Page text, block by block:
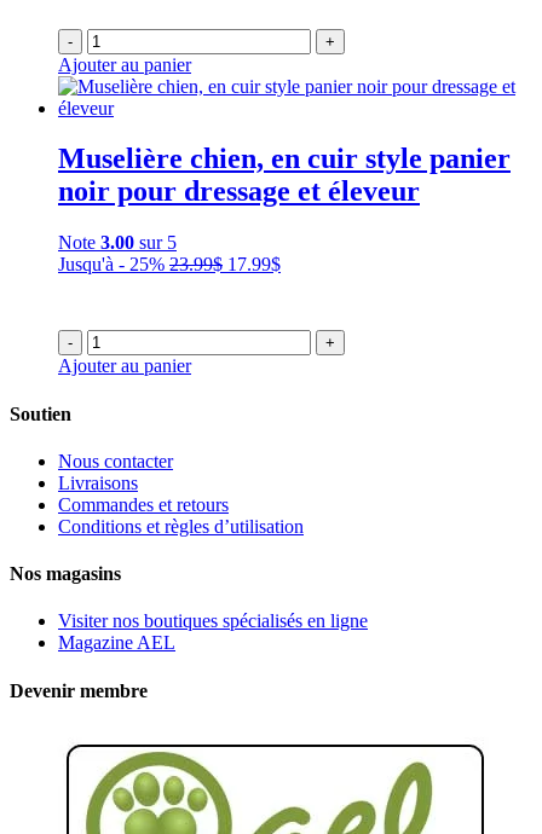
- +
Ajouter au panier
Muselière chien, en cuir style panier
noir pour dressage et éleveur
Note 3.00 sur 5
Jusqu'à - 25% 23.99$ Le
était :
23.99$.
17.99$Le
est :
17.99$.
- +
Ajouter au panier
Soutien
Nous contacter
Livraisons
Commandes et retours
Conditions et règles d’utilisation
Nos magasins
Visiter nos boutiques spécialisés en ligne
Magazine AEL
Devenir membre